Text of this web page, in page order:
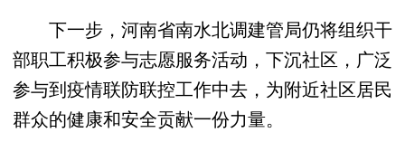
下一步，河南省南水北调建管局仍将组织干
部职工积极参与志愿服务活动，下沉社区，广泛
参与到疫情联防联控工作中去，为附近社区居民
群众的健康和安全贡献一份力量。